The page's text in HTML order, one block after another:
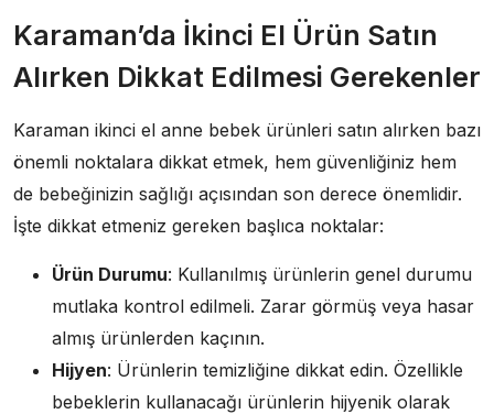
Karaman’da İkinci El Ürün Satın
Alırken Dikkat Edilmesi Gerekenler
Karaman ikinci el anne bebek ürünleri satın alırken bazı
önemli noktalara dikkat etmek, hem güvenliğiniz hem
de bebeğinizin sağlığı açısından son derece önemlidir.
İşte dikkat etmeniz gereken başlıca noktalar:
Ürün Durumu: Kullanılmış ürünlerin genel durumu
mutlaka kontrol edilmeli. Zarar görmüş veya hasar
almış ürünlerden kaçının.
Hijyen: Ürünlerin temizliğine dikkat edin. Özellikle
bebeklerin kullanacağı ürünlerin hijyenik olarak